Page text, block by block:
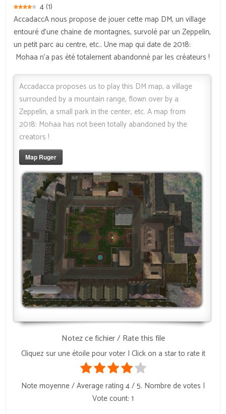
4(1)
AccadaccA nous propose de jouer cette map DM, un village
entouré d’une chaine de montagnes, survolé par un Zeppelin,
un petit parc au centre, etc.. Une map qui date de 2018:
Mohaa n’a pas été totalement abandonné par les créateurs !
Accadacca proposes us to play this DM map, a village
surrounded by a mountain range, flown over by a
Zeppelin, a small park in the center, etc. A map from
2018: Mohaa has not been totally abandoned by the
creators !
Map Ruger
Notez ce fichier / Rate this file
Cliquez sur une étoile pour voter | Click on a star to rate it
Note moyenne / Average rating 4/ 5. Nombre de votes |
Vote count: 1